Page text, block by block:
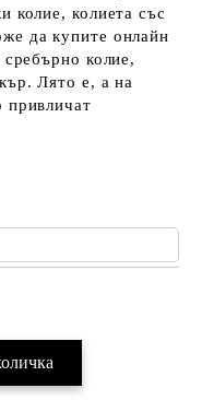
колие, колиета със
да купите онлайн
колие,
Лято е, а на
привличат